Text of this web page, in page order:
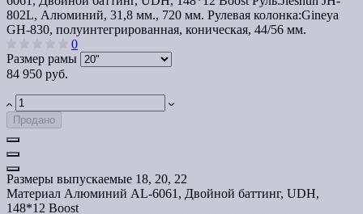
802L, Алюминий, 31,8 мм., 720 мм. Рулевая колонка:Gineya
GH-830, полуинтегрированная, коническая, 44/56 мм.
0
Размер рамы
84 950 руб.
Продано
Размеры выпускаемые 18, 20, 22
Материал Алюминий AL-6061, Двойной баттинг, UDH,
148*12 Boost